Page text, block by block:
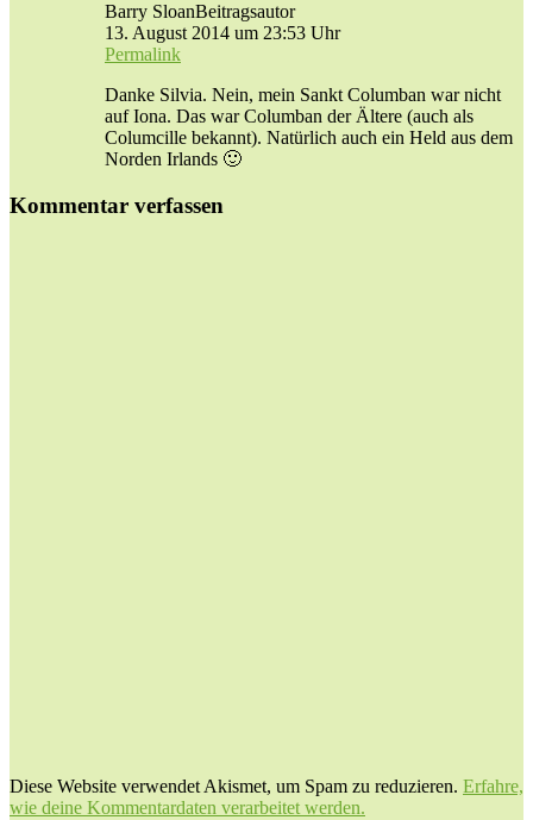
Barry SloanBeitragsautor
13. August 2014 um 23:53 Uhr
Permalink
Danke Silvia. Nein, mein Sankt Columban war nicht
auf Iona. Das war Columban der Ältere (auch als
Columcille bekannt). Natürlich auch ein Held aus dem
Norden Irlands 🙂
Kommentar verfassen
Diese Website verwendet Akismet, um Spam zu reduzieren. Erfahre,
wie deine Kommentardaten verarbeitet werden.